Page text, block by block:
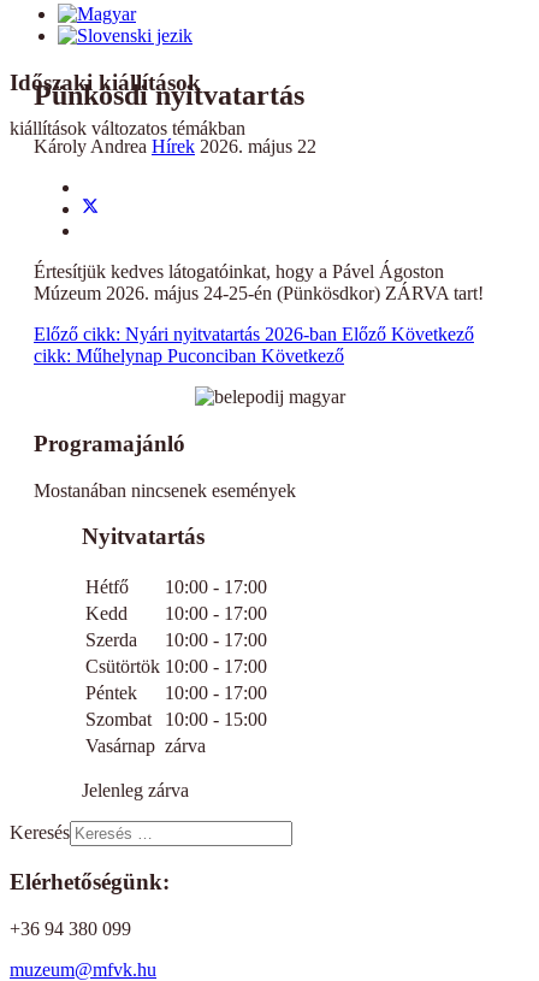
Időszaki kiállítások
kiállítások változatos témákban
Pünkösdi nyitvatartás
Károly Andrea Hírek 2026. május 22
Értesítjük kedves látogatóinkat, hogy a Pável Ágoston
Múzeum 2026. május 24-25-én (Pünkösdkor) ZÁRVA tart!
Előző cikk: Nyári nyitvatartás 2026-ban Előző Következő
cikk: Műhelynap Puconciban Következő
Programajánló
Mostanában nincsenek események
Nyitvatartás
Hétfő
10:00 - 17:00
Kedd
10:00 - 17:00
Szerda
10:00 - 17:00
Csütörtök 10:00 - 17:00
Péntek
10:00 - 17:00
Szombat
10:00 - 15:00
Vasárnap zárva
Jelenleg zárva
Keresés
Elérhetőségünk:
+36 94 380 099
muzeum@mfvk.hu